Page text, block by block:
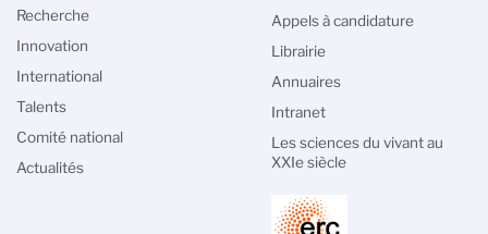
Recherche
Innovation
International
Talents
Comité national
Actualités
Appels à candidature
Librairie
Annuaires
Intranet
Les sciences du vivant au
XXIe siècle
des cookies
politique de gestion des cookies du CNRS est élaborée en
donne l’information sur les cookies qu’il utilise et le contrôle
ceux non nécessaires à son fonctionnement et son